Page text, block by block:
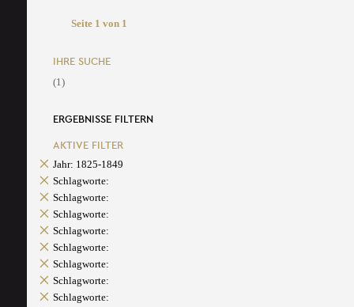
Seite 1 von 1
IHRE SUCHE
(1)
ERGEBNISSE FILTERN
AKTIVE FILTER
Jahr: 1825-1849
Schlagworte:
Schlagworte:
Schlagworte:
Schlagworte:
Schlagworte:
Schlagworte:
Schlagworte:
Schlagworte: